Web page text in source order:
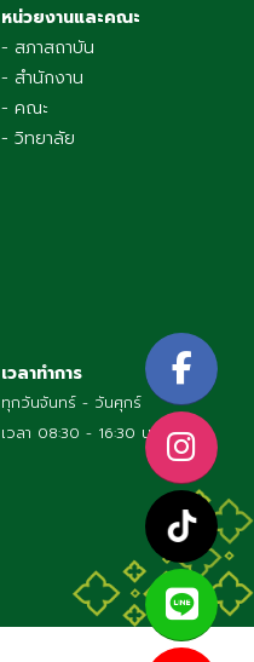
หน่วยงานและคณะ
- สภาสถาบัน
- สำนักงาน
- คณะ
- วิทยาลัย
เวลาทำการ
ทุกวันจันทร์ - วันศุกร์
เวลา 08:30 - 16:30 น.